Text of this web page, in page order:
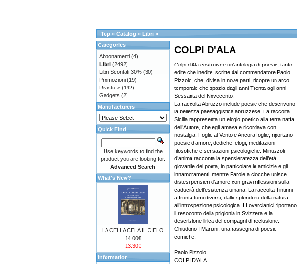
Top » Catalog » Libri »
COLPI D'ALA
Colpi d’Ala costituisce un’antologia di poesie, tanto
edite che inedite, scritte dal commendatore Paolo
Pizzolo, che, divisa in nove parti, ricopre un arco
temporale che spazia dagli anni Trenta agli anni
Sessanta del Novecento.
La raccolta Abruzzo include poesie che descrivono
la bellezza paesaggistica abruzzese. La raccolta
Sicilia rappresenta un elogio poetico alla terra natìa
dell’Autore, che egli amava e ricordava con
nostalgia. Foglie al Vento e Ancora foglie, riportano
poesie d’amore, dediche, elogi, meditazioni
filosofiche e sensazioni psicologiche. Minuzzoli
d’anima racconta la spensieratezza dell’età
giovanile del poeta, in particolare le amicizie e gli
innamoramenti, mentre Parole a ciocche unisce
distesi pensieri d’amore con gravi riflessioni sulla
caducità dell’esistenza umana. La raccolta Tintinni
affronta temi diversi, dallo splendore della natura
all’introspezione psicologica. I Lovercianici riportano
il resoconto della prigionia in Svizzera e la
descrizione lirica dei compagni di reclusione.
Chiudono I Mariani, una rassegna di poesie
comiche.
Paolo Pizzolo
COLPI D'ALA
Categories
Abbonamenti (4)
Libri (2492)
Libri Scontati 30% (30)
Promozioni (19)
Riviste-> (142)
Gadgets (2)
Manufacturers
Quick Find
Use keywords to find the
product you are looking for.
Advanced Search
What's New?
LA CELLA CELA IL CIELO
14.00€
13.30€
Information